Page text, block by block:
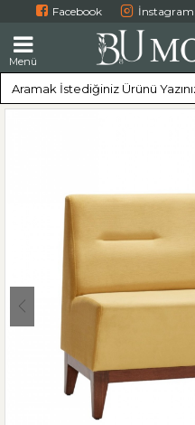
Facebook İnstagram
Menü